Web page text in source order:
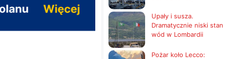
Upały i susza.
Dramatycznie niski stan
wód w Lombardii
Pożar koło Lecco: